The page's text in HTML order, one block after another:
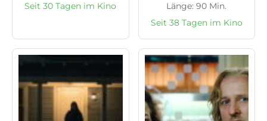
Seit 30 Tagen im Kino
Länge: 90 Min.
Seit 38 Tagen im Kino